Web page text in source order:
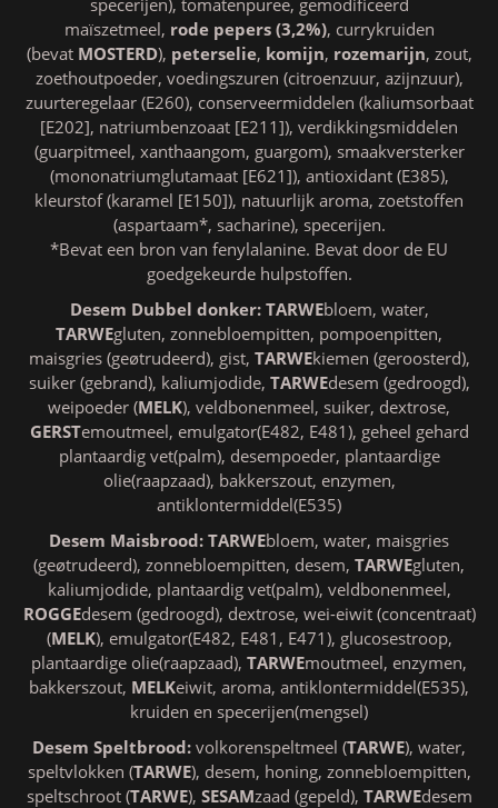
specerijen), tomatenpuree, gemodificeerd
maïszetmeel, rode pepers (3,2%), currykruiden
(bevat MOSTERD), peterselie, komijn, rozemarijn, zout,
zoethoutpoeder, voedingszuren (citroenzuur, azijnzuur),
zuurteregelaar (E260), conserveermiddelen (kaliumsorbaat
[E202], natriumbenzoaat [E211]), verdikkingsmiddelen
(guarpitmeel, xanthaangom, guargom), smaakversterker
(mononatriumglutamaat [E621]), antioxidant (E385),
kleurstof (karamel [E150]), natuurlijk aroma, zoetstoffen
(aspartaam*, sacharine), specerijen.
*Bevat een bron van fenylalanine. Bevat door de EU
goedgekeurde hulpstoffen.
Desem Dubbel donker: TARWEbloem, water,
TARWEgluten, zonnebloempitten, pompoenpitten,
maisgries (geøtrudeerd), gist, TARWEkiemen (geroosterd),
suiker (gebrand), kaliumjodide, TARWEdesem (gedroogd),
weipoeder (MELK), veldbonenmeel, suiker, dextrose,
GERSTemoutmeel, emulgator(E482, E481), geheel gehard
plantaardig vet(palm), desempoeder, plantaardige
olie(raapzaad), bakkerszout, enzymen,
antiklontermiddel(E535)
Desem Maisbrood: TARWEbloem, water, maisgries
(geøtrudeerd), zonnebloempitten, desem, TARWEgluten,
kaliumjodide, plantaardig vet(palm), veldbonenmeel,
ROGGEdesem (gedroogd), dextrose, wei-eiwit (concentraat)
(MELK), emulgator(E482, E481, E471), glucosestroop,
plantaardige olie(raapzaad), TARWEmoutmeel, enzymen,
bakkerszout, MELKeiwit, aroma, antiklontermiddel(E535),
kruiden en specerijen(mengsel)
Desem Speltbrood: volkorenspeltmeel (TARWE), water,
speltvlokken (TARWE), desem, honing, zonnebloempitten,
speltschroot (TARWE), SESAMzaad (gepeld), TARWEdesem